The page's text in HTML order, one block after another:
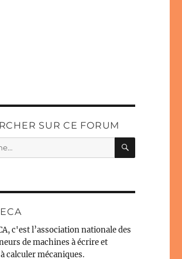
SUR CE FORUM
c'est l’association nationale des
de machines à écrire et
calculer mécaniques.